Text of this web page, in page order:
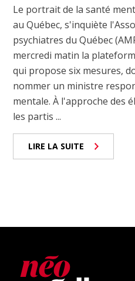
Le portrait de la santé
au Québec, s'inquiète
psychiatres du Québec
mercredi matin la
qui propose six mesures,
nommer un ministre
mentale. À l'approche des
les partis ...
LIRE LA SUITE